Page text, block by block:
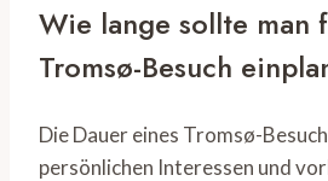
Wie lange sollte man
Tromsø-Besuch
Die Dauer eines Tromsø-
persönlichen Interessen und